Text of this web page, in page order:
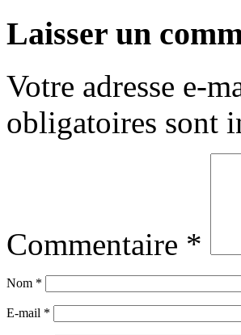
Laisser un
Votre adresse e-
obligatoires sont
Commentaire *
Nom *
E-mail *